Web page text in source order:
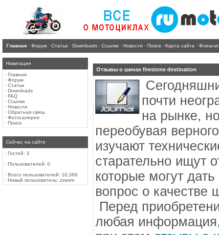
Главная · Форум · Статьи · Downloads · Ссылки · Новости · Поиск · Карта сайта · Флеш-
Навигация
· Главная
· Форум
· Статьи
· Downloads
· FAQ
· Ссылки
· Новости
· Обратная связь
· Фотогалерея
· Поиск
Сейчас на сайте
· Гостей: 3
· Пользователей: 0
· Всего пользователей: 10,366
· Новый пользователь: zxwvm
Отзывы о шинах firestone destination
почти
на рынке,
переобувая
изучают
старательно ищут
которые могут
вопрос о качестве
Перед
любая